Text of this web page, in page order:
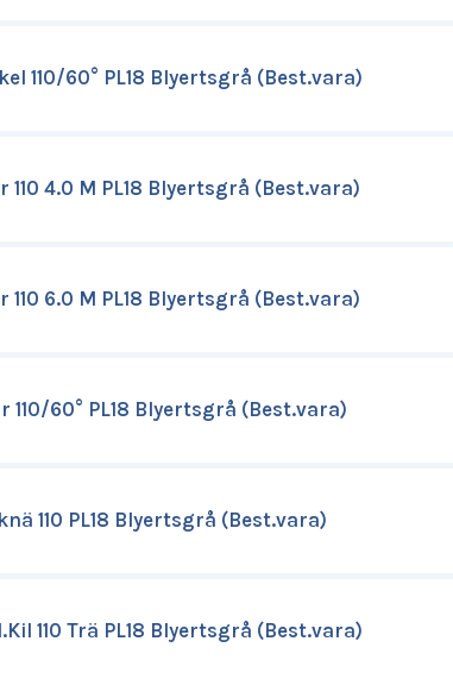
110/60° PL18 Blyertsgrå (Best.vara)
110 4.0 M PL18 Blyertsgrå (Best.vara)
110 6.0 M PL18 Blyertsgrå (Best.vara)
110/60° PL18 Blyertsgrå (Best.vara)
110 PL18 Blyertsgrå (Best.vara)
110 Trä PL18 Blyertsgrå (Best.vara)